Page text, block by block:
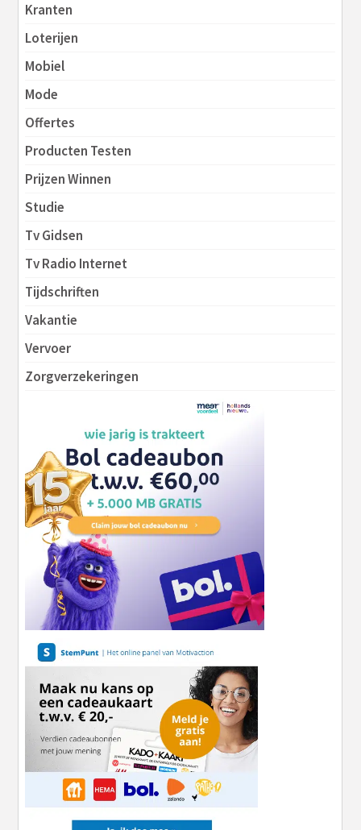
Kranten
Loterijen
Mobiel
Mode
Offertes
Producten Testen
Prijzen Winnen
Studie
Tv Gidsen
Tv Radio Internet
Tijdschriften
Vakantie
Vervoer
Zorgverzekeringen